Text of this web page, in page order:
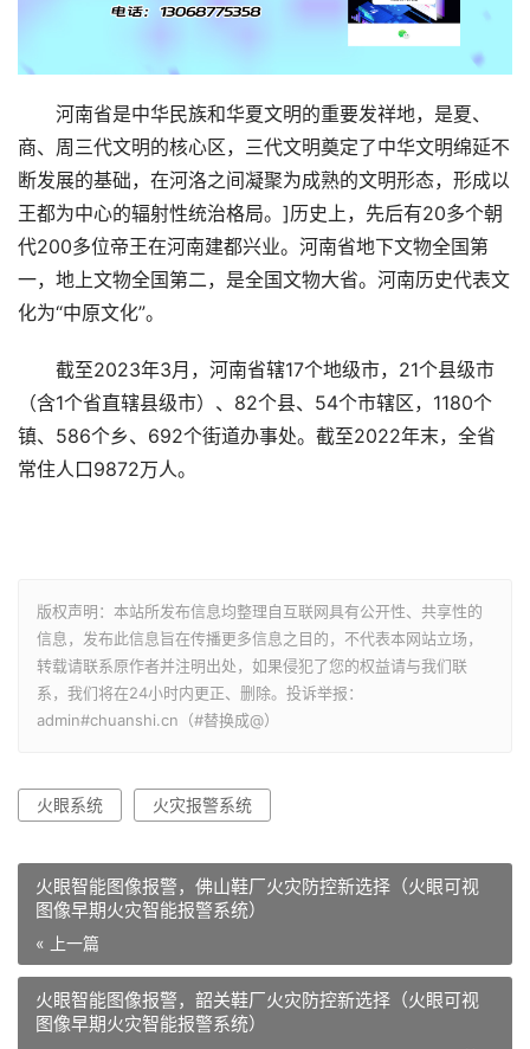
河南省是中华民族和华夏文明的重要发祥地，是夏、
商、周三代文明的核心区，三代文明奠定了中华文明绵延不
断发展的基础，在河洛之间凝聚为成熟的文明形态，形成以
王都为中心的辐射性统治格局。]历史上，先后有20多个朝
代200多位帝王在河南建都兴业。河南省地下文物全国第
一，地上文物全国第二，是全国文物大省。河南历史代表文
化为“中原文化”。
截至2023年3月，河南省辖17个地级市，21个县级市
（含1个省直辖县级市）、82个县、54个市辖区，1180个
镇、586个乡、692个街道办事处。截至2022年末，全省
常住人口9872万人。
版权声明：本站所发布信息均整理自互联网具有公开性、共享性的
信息，发布此信息旨在传播更多信息之目的，不代表本网站立场，
转载请联系原作者并注明出处，如果侵犯了您的权益请与我们联
系，我们将在24小时内更正、删除。投诉举报：
admin#chuanshi.cn（#替换成@）
火眼系统 火灾报警系统
火眼智能图像报警，佛山鞋厂火灾防控新选择（火眼可视
图像早期火灾智能报警系统）
« 上一篇
火眼智能图像报警，韶关鞋厂火灾防控新选择（火眼可视
图像早期火灾智能报警系统）